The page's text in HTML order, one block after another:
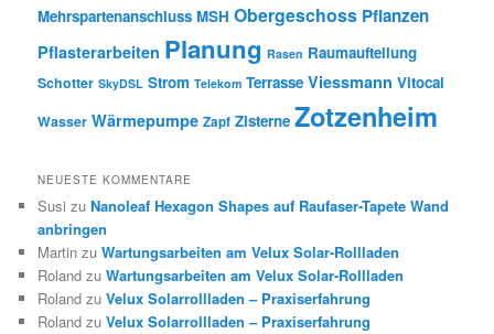
Mehrspartenanschluss MSH Obergeschoss Pflanzen
Pflasterarbeiten Planung Rasen Raumaufteilung
Schotter SkyDSL Strom Telekom Terrasse Viessmann Vitocal
Wasser Wärmepumpe Zapf Zisterne Zotzenheim
NEUESTE KOMMENTARE
Susi zuNanoleaf Hexagon Shapes auf Raufaser-Tapete Wand
anbringen
Martin zuWartungsarbeiten am Velux Solar-Rollladen
Roland zuWartungsarbeiten am Velux Solar-Rollladen
Roland zuVelux Solarrollladen – Praxiserfahrung
Roland zuVelux Solarrollladen – Praxiserfahrung